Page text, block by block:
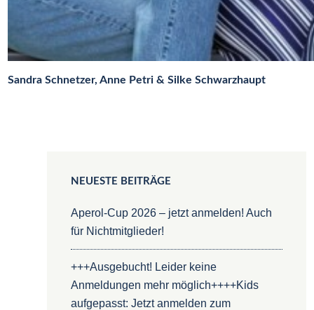
Sandra Schnetzer, Anne Petri & Silke Schwarzhaupt
NEUESTE BEITRÄGE
Aperol-Cup 2026 – jetzt anmelden! Auch
für Nichtmitglieder!
+++Ausgebucht! Leider keine
Anmeldungen mehr möglich++++Kids
aufgepasst: Jetzt anmelden zum